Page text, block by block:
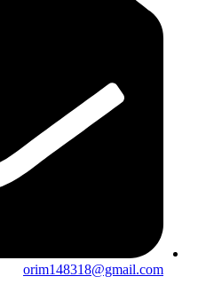
orim148318@gmail.com